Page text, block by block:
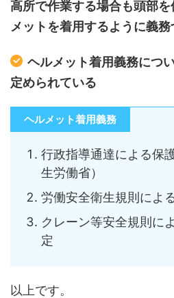
高所で作業する場合も頭部
メットを着用するように義
ヘルメット着用義務につ
定められている
ヘルメット着用義務
行政指導通達による保
生労働省）
労働安全衛生規則によ
クレーン等安全規則に
定
以上です。